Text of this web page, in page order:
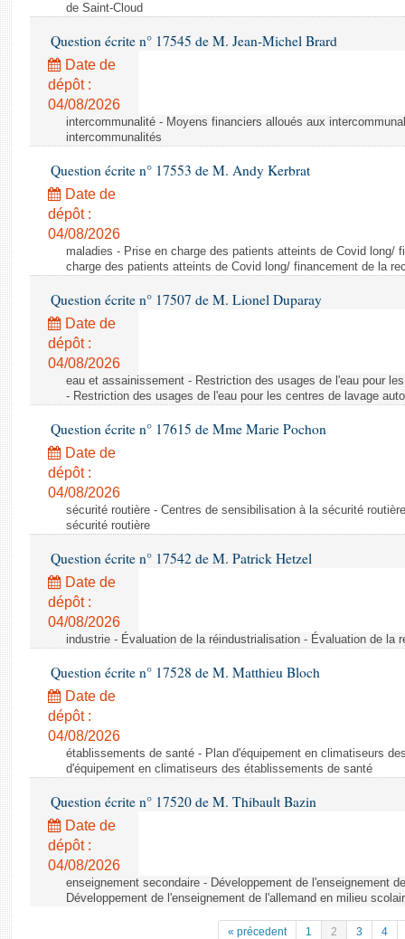
de Saint-Cloud
Question écrite n° 17545 de M. Jean-Michel Brard
Date de
dépôt :
04/08/2026
intercommunalité - Moyens financiers alloués aux
intercommunalités
Question écrite n° 17553 de M. Andy Kerbrat
Date de
dépôt :
04/08/2026
maladies - Prise en charge des patients atteints de Covid long/
charge des patients atteints de Covid long/ financement de la
Question écrite n° 17507 de M. Lionel Duparay
Date de
dépôt :
04/08/2026
eau et assainissement - Restriction des usages de l'eau pour
- Restriction des usages de l'eau pour les centres de lavage
Question écrite n° 17615 de Mme Marie Pochon
Date de
dépôt :
04/08/2026
sécurité routière - Centres de sensibilisation à la sécurité
sécurité routière
Question écrite n° 17542 de M. Patrick Hetzel
Date de
dépôt :
04/08/2026
industrie - Évaluation de la réindustrialisation - Évaluation de la
Question écrite n° 17528 de M. Matthieu Bloch
Date de
dépôt :
04/08/2026
établissements de santé - Plan d'équipement en climatiseurs
d'équipement en climatiseurs des établissements de santé
Question écrite n° 17520 de M. Thibault Bazin
Date de
dépôt :
04/08/2026
enseignement secondaire - Développement de l'enseignement
Développement de l'enseignement de l'allemand en milieu
« précedent 1 2 3 4